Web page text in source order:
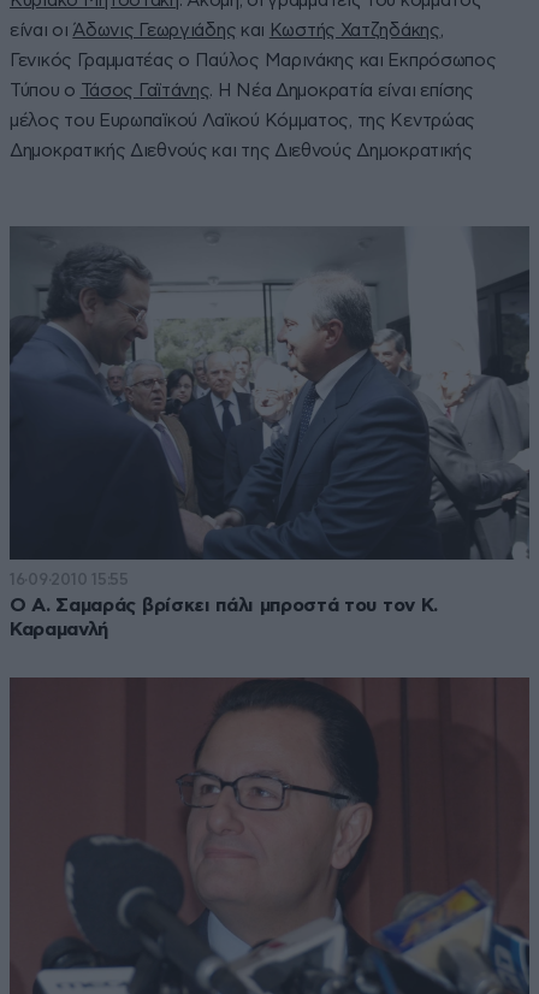
είναι οι Άδωνις Γεωργιάδης και Κωστής Χατζηδάκης,
Γενικός Γραμματέας ο Παύλος Μαρινάκης και Εκπρόσωπος
Τύπου ο
Τάσος Γαϊτάνης. Η Νέα Δημοκρατία είναι επίσης
μέλος του Ευρωπαϊκού Λαϊκού Κόμματος, της Κεντρώας
Δημοκρατικής Διεθνούς και της Διεθνούς Δημοκρατικής
(1981-1984),
Κωνσταντίνος Μητσοτάκης(1984-1993),
Μιλτιάδης Έβερτ (1993-1997),
Κώστας Καραμανλής
2009),Αντώνης Σαμαράς
(2009-2015), Βαγγέλης
Μεϊμαράκης & Ιωάννης Πλακιωτάκης ως υπηρεσιακοί (2015-
Κυριάκος Μητσοτάκης (2019-σήμερα). Η Νέα
Δημοκρατία έχει υπάρξει κυβερνών κόμμα, είτε αυτοδύναμο
είτε ως μέλος Κυβέρνησης Συνεργασίας με άλλα κόμματα,
τις περιόδους 1974-1977, 1977-1981, 1989-1990, 2004-2007,
2007-2009, 2009-2012, 2012-2015 και 2019-σήμερα.
16·09·2010 15:55
Ο Α. Σαμαράς βρίσκει πάλι μπροστά του τον Κ.
Καραμανλή